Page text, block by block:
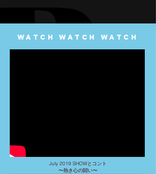
​Watch Wat ch Watch
July 2019 SHOWとコント
​〜熱き心の闘い〜